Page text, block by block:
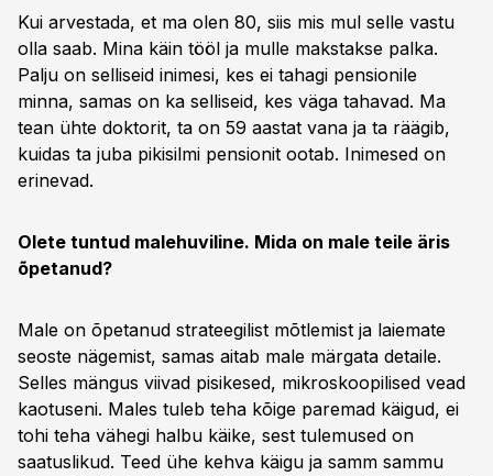
Kui arvestada, et ma olen 80, siis mis mul selle vastu
olla saab. Mina käin tööl ja mulle makstakse palka.
Palju on selliseid inimesi, kes ei tahagi pensionile
minna, samas on ka selliseid, kes väga tahavad. Ma
tean ühte doktorit, ta on 59 aastat vana ja ta räägib,
kuidas ta juba pikisilmi pensionit ootab. Inimesed on
erinevad.
Olete tuntud malehuviline. Mida on male teile äris
õpetanud?
Male on õpetanud strateegilist mõtlemist ja laiemate
seoste nägemist, samas aitab male märgata detaile.
Selles mängus viivad pisikesed, mikroskoopilised vead
kaotuseni. Males tuleb teha kõige paremad käigud, ei
tohi teha vähegi halbu käike, sest tulemused on
saatuslikud. Teed ühe kehva käigu ja samm sammu